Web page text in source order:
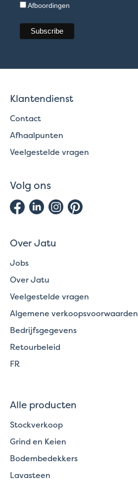
Afboordingen
Klantendienst
Contact
Afhaalpunten
Veelgestelde vragen
Volg ons
Over Jatu
Jobs
Over Jatu
Veelgestelde vragen
Algemene verkoopsvoorwaarden
Bedrijfsgegevens
Retourbeleid
FR
Alle producten
Stockverkoop
Grind en Keien
Bodembedekkers
Lavasteen